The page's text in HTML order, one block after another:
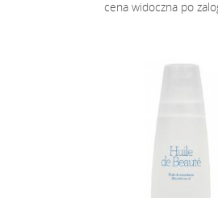
cena widoczna po